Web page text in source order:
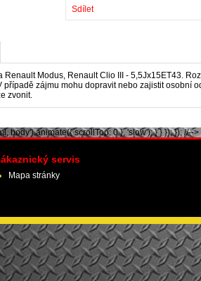
Sdílet
Modus, Renault Clio III
- 5,5Jx15ET43.
případě zájmu mohu dopravit nebo zajistit osobní
zvonit.
body').animate({ scrollTop: 0 }, 'slow'); } } }); }); //-->
servis
Mapa stránky